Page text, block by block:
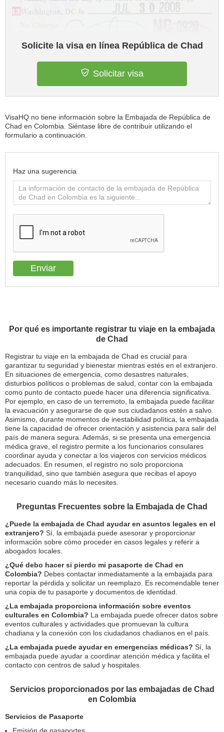
Por qué es importante registrar tu viaje en la embajada
de Chad
Registrar tu viaje en la embajada de Chad es crucial para
garantizar tu seguridad y bienestar mientras estés en el extranjero.
En situaciones de emergencia, como desastres naturales,
disturbios políticos o problemas de salud, contar con la embajada
como punto de contacto puede hacer una diferencia significativa.
Por ejemplo, en caso de un terremoto, la embajada puede facilitar
la evacuación y asegurarse de que sus ciudadanos estén a salvo.
Asimismo, durante momentos de inestabilidad política, la embajada
tiene la capacidad de ofrecer orientación y asistencia para salir del
país de manera segura. Además, si se presenta una emergencia
médica grave, el registro permite a los funcionarios consulares
coordinar ayuda y conectar a los viajeros con servicios médicos
adecuados. En resumen, el registro no solo proporciona
tranquilidad, sino que también asegura que recibas el apoyo
necesario cuando más lo necesites.
Preguntas Frecuentes sobre la Embajada de Chad
¿Puede la embajada de Chad ayudar en asuntos legales en el
extranjero? Sí, la embajada puede asesorar y proporcionar
información sobre cómo proceder en casos legales y referir a
abogados locales.
¿Qué debo hacer si pierdo mi pasaporte de Chad en
Colombia? Debes contactar inmediatamente a la embajada para
reportar la pérdida y solicitar un reemplazo. Es recomendable tener
una copia de tu pasaporte y documentos de identidad.
¿La embajada proporciona información sobre eventos
culturales en Colombia? La embajada puede ofrecer datos sobre
eventos culturales y actividades que promuevan la cultura
chadiana y la conexión con los ciudadanos chadianos en el país.
¿La embajada puede ayudar en emergencias médicas? Sí, la
embajada puede ayudar a coordinar atención médica y facilita el
contacto con centros de salud y hospitales.
Servicios proporcionados por las embajadas de Chad
en Colombia
Servicios de Pasaporte
Emisión de pasaportes
Solicite la visa en línea República de Chad
Solicitar visa
VisaHQ no tiene información sobre la Embajada de República de
Chad en Colombia. Siéntase libre de contribuir utilizando el
formulario a continuación.
Haz una sugerencia